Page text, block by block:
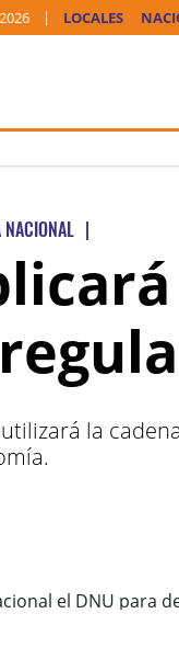
LOCALES
NACIONAL |
la